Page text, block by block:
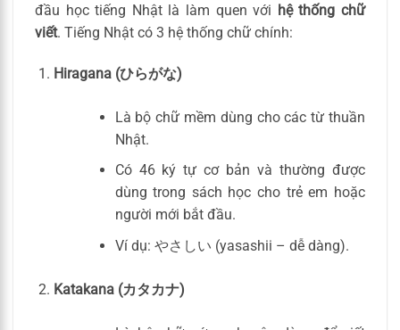
đầu học tiếng Nhật là làm quen với hệ thống chữ
viết. Tiếng Nhật có 3 hệ thống chữ chính:
Hiragana (ひらがな)
Là bộ chữ mềm dùng cho các từ thuần
Nhật.
Có 46 ký tự cơ bản và thường được
dùng trong sách học cho trẻ em hoặc
người mới bắt đầu.
Ví dụ: やさしい (yasashii – dễ dàng).
Katakana (カタカナ)